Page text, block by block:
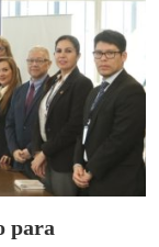
para